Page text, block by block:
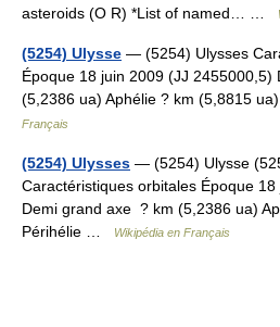
asteroids (O R) *List of named… …
(5254) Ulysse — (5254) Ulysses
Époque 18 juin 2009 (JJ 2455000,5)
(5,2386 ua) Aphélie ? km (5,8815
Français
(5254) Ulysses — (5254) Ulysse
Caractéristiques orbitales Époque
Demi grand axe ? km (5,2386 ua)
Périhélie …
Wikipédia en Français